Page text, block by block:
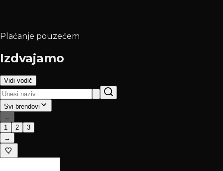
Plaćanje pouzećem
Izdvajamo
Vidi vodič
Svi brendovi
←
1
2
3
→